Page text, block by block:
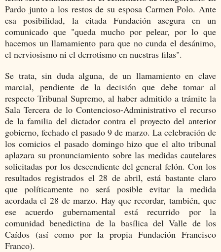
Pardo junto a los restos de su esposa Carmen Polo. Ante
esa posibilidad, la citada Fundación asegura en un
comunicado que "queda mucho por pelear, por lo que
hacemos un llamamiento para que no cunda el desánimo,
el nerviosismo ni el derrotismo en nuestras filas".
Se trata, sin duda alguna, de un llamamiento en clave
marcial, pendiente de la decisión que debe tomar al
respecto Tribunal Supremo, al haber admitido a trámite la
Sala Tercera de lo Contencioso-Administrativo el recurso
de la familia del dictador contra el proyecto del anterior
gobierno, fechado el pasado 9 de marzo. La celebración de
los comicios el pasado domingo hizo que el alto tribunal
aplazara su pronunciamiento sobre las medidas cautelares
solicitadas por los descendiente del general felón. Con los
resultados registrados el 28 de abril, está bastante claro
que políticamente no será posible evitar la medida
acordada el 28 de marzo. Hay que recordar, también, que
ese acuerdo gubernamental está recurrido por la
comunidad benedictina de la basílica del Valle de los
Caídos (así como por la propia Fundación Francisco
Franco).